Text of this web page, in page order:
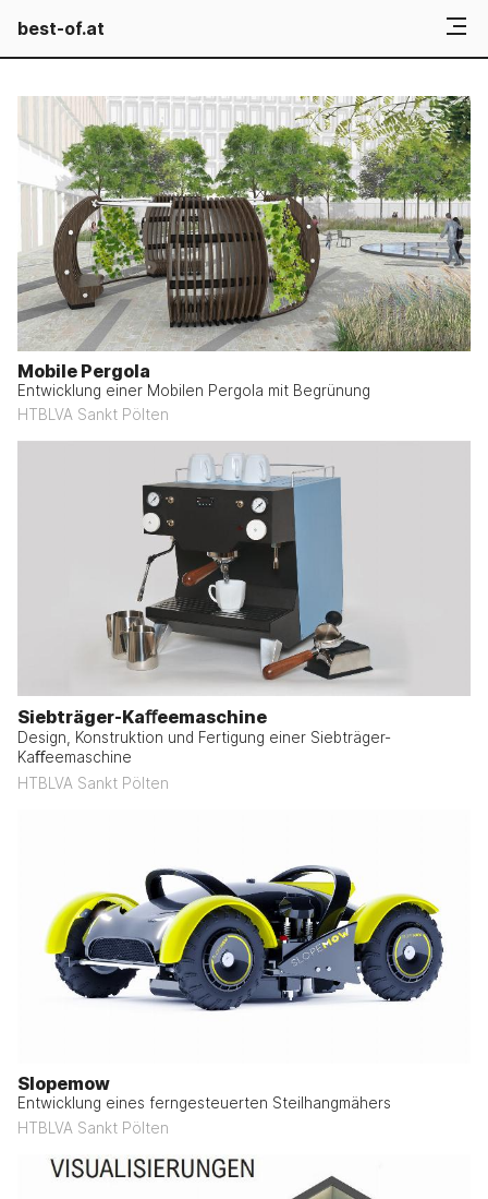
best-of.at
Mobile Pergola
Entwicklung einer Mobilen Pergola mit Begrünung
HTBLVA Sankt Pölten
Siebträger-Kaﬀeemaschine
Design, Konstruktion und Fertigung einer Siebträger-
Kaﬀeemaschine
HTBLVA Sankt Pölten
Slopemow
Entwicklung eines ferngesteuerten Steilhangmähers
HTBLVA Sankt Pölten